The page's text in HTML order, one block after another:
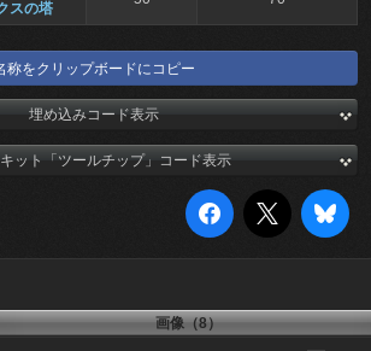
スの塔
称をクリップボードにコピー
埋め込みコード表示
ット「ツールチップ」コード表示
画像（8）